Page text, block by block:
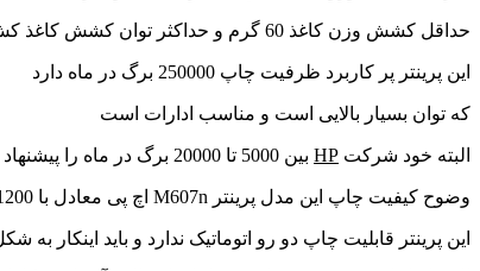
حداقل کشش وزن کاغذ 60 گرم و حداکثر توان کشش کاغذ کش دستگاه کاغذ 180 گرمی می باشد
این پرینتر پر کاربرد ظرفیت چاپ 250000 برگ در ماه دارد
که توان بسیار بالایی است و مناسب ادارات است
البته خود شرکت HP بین 5000 تا 20000 برگ در ماه را پیشنهاد می کند
وضوح کیفیت چاپ این مدل پرینتر M607n اچ پی معادل با 1200×1200 dpi است
این پرینتر قابلیت چاپ دو رو اتوماتیک ندارد و باید اینکار به